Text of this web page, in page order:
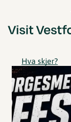
Hva skjer?